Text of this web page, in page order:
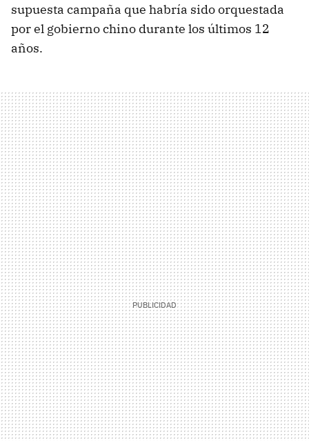
supuesta campaña que habría sido orquestada
por el gobierno chino durante los últimos 12
años.